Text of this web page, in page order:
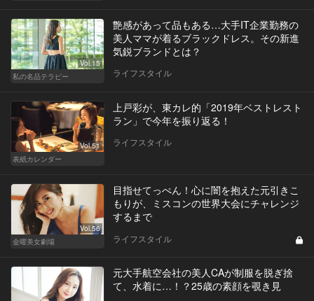
Vol.15
私の名品テラピー
艶感があって品もある…大手IT企業勤務の
美人ママが着るブラックドレス。その新進
気鋭ブランドとは？
ライフスタイル
Vol.51
表紙カレンダー
上戸彩が、東カレ的「2019年ベストレスト
ラン」で今年を振り返る！
ライフスタイル
Vol.56
金曜美女劇場
目指せてっぺん！心に闇を抱えた元引きこ
もりが、ミスコンの世界大会にチャレンジ
するまで
ライフスタイル
元大手航空会社の美人CAが制服を脱ぎ捨
て、水着に…！？25歳の素顔を覗き見